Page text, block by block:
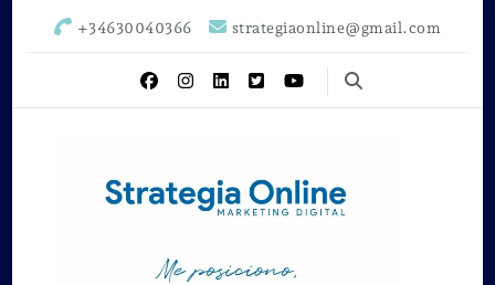
+34630040366 strategiaonline@gmail.com